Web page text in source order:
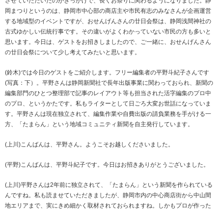
岡まつりというのは、静岡市中心部の商店主や市民有志のみなさんが企画運営
する地域型のイベントですが、おせんげんさんの廿日会祭は、静岡浅間神社の
古式ゆかしい伝統行事です。その違いがよくわかっていない市民の方も多いと
思います。今日は、ゲストをお招きしましたので、ご一緒に、おせんげんさん
の廿日会祭について少し考えてみたいと思います。
(鈴木)では今日のゲストをご紹介します。フリー編集者の平野斗紀子さんです
(写真：下）。平野さんは静岡新聞社で長年出版事業に関わっておられ、新聞の
編集部門のひとつ整理部で記事のレイアウト等も担当された活字編集のプロ中
のプロ、というかたです。私もライターとして日ごろ大変お世話になっていま
す。平野さんは現在独立されて、編集作業や自費出版の請負業務を手がける一
方、「たまらん」という地域コミュニティ新聞を自主発行しています。
(上川)こんばんは、平野さん。ようこそお越しくださいました。
(平野)こんばんは、平野斗紀子です。今日はお招きありがとうございました。
(上川)平野さんは2年前に独立されて、「たまらん」という新聞を作られている
んですね。私も読ませていただきましたが、静岡市内の中心商店街から中山間
地エリアまで、実にきめ細かく取材されておられますね。しかもプロが作った